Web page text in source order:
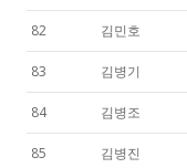
82 김민호
83 김병기
84 김병조
85 김병진